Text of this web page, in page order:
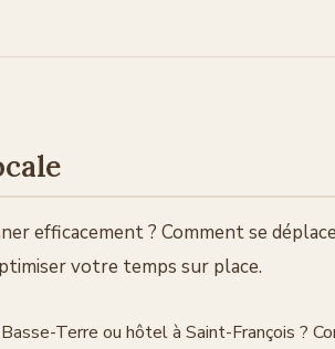
efficacement ? Comment se
votre temps sur place.
Terre ou hôtel à Saint-François ?